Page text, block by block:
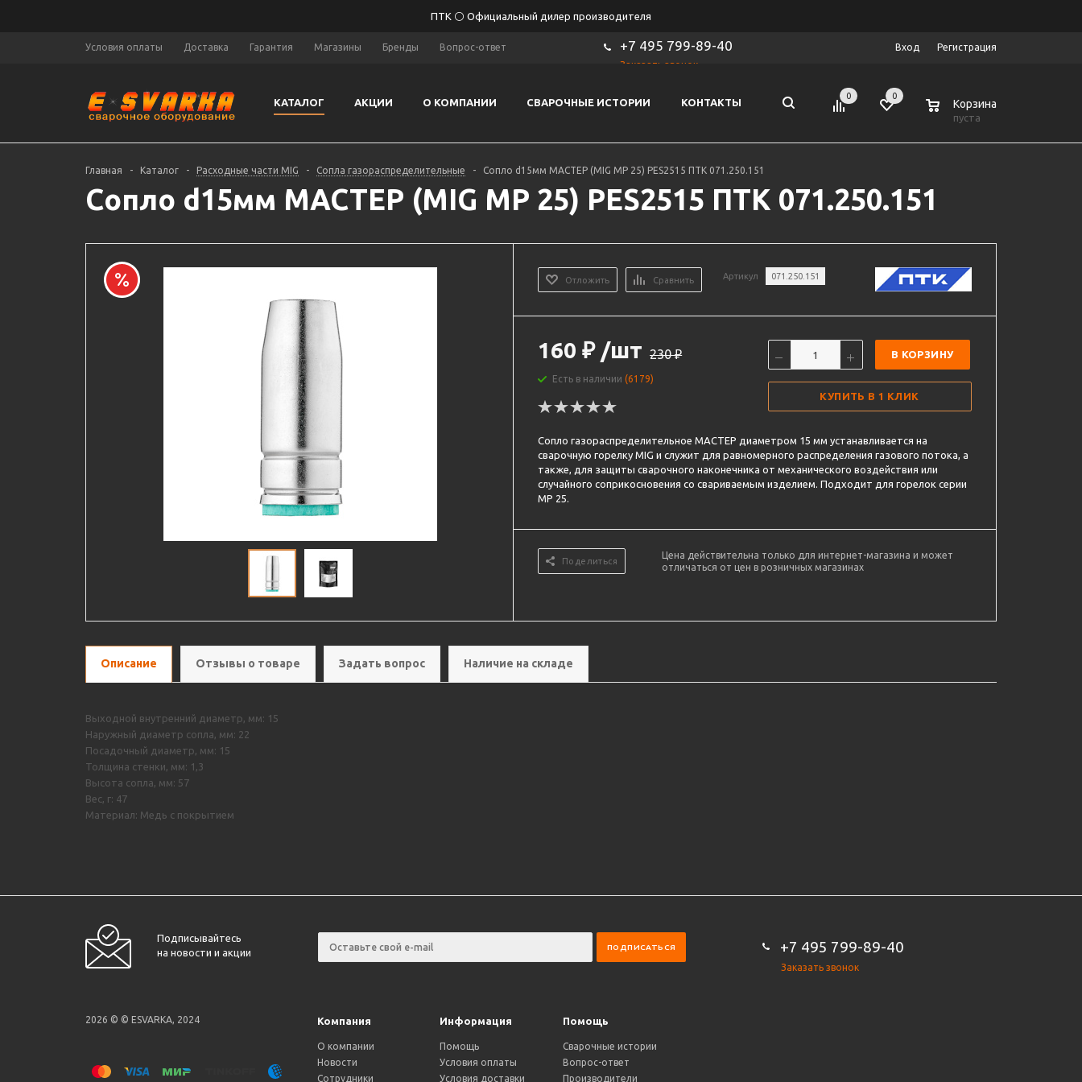
ПТК ⚪ Официальный дилер производителя
Условия оплаты Доставка Гарантия Магазины Бренды Вопрос-ответ +7 495 799-89-40
Заказать звонок
Вход Регистрация
КАТАЛОГ АКЦИИ О КОМПАНИИ СВАРОЧНЫЕ ИСТОРИИ КОНТАКТЫ
0 0
Корзина
пуста
Главная - Каталог - Расходные части MIG - Сопла газораспределительные - Сопло d15мм МАСТЕР (MIG MP 25) PES2515 ПТК 071.250.151
Сопло d15мм МАСТЕР (MIG MP 25) PES2515 ПТК 071.250.151
Отложить Сравнить Артикул 071.250.151
160 ₽ /шт 230₽
Есть в наличии(6179)
В КОРЗИНУ
КУПИТЬ В 1 КЛИК
Сопло газораспределительное МАСТЕР диаметром 15 мм устанавливается на
сварочную горелку MIG и служит для равномерного распределения газового потока, а
также, для защиты сварочного наконечника от механического воздействия или
случайного соприкосновения со свариваемым изделием. Подходит для горелок серии
MP 25.
Поделиться
Цена действительна только для интернет-магазина и может
отличаться от цен в розничных магазинах
Описание Отзывы о товаре Задать вопрос Наличие на складе
Выходной внутренний диаметр, мм: 15
Наружный диаметр сопла, мм: 22
Посадочный диаметр, мм: 15
Толщина стенки, мм: 1,3
Высота сопла, мм: 57
Вес, г: 47
Материал: Медь с покрытием
Подписывайтесь
на новости и акции
+7 495 799-89-40
Заказать звонок
2026 © © ESVARKA, 2024 Компания Информация Помощь
О компании
Новости
Сотрудники
Помощь
Условия оплаты
Условия доставки
Сварочные истории
Вопрос-ответ
Производители